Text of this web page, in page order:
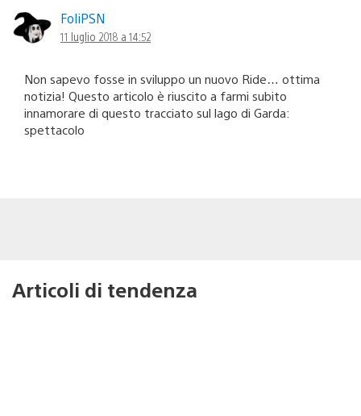
FoliPSN
11 luglio 2018 a 14:52
Non sapevo fosse in sviluppo un nuovo Ride… ottima
notizia! Questo articolo è riuscito a farmi subito
innamorare di questo tracciato sul lago di Garda:
spettacolo
Articoli di tendenza